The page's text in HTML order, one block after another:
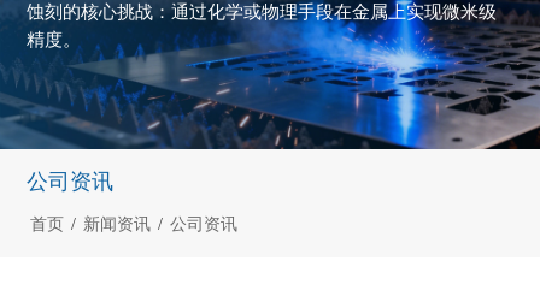
蚀刻的核心挑战：通过化学或物理手段在金属上实现微米级
精度。
公司资讯
首页 / 新闻资讯 / 公司资讯